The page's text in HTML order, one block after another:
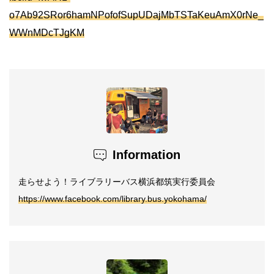
o7Ab92SRor6hamNPofofSupUDajMbTSTaKeuAmX0rNe_
WWnMDcTJgKM
Information
走らせよう！ライブラリーバス横浜都筑実行委員会
https://www.facebook.com/library.bus.yokohama/